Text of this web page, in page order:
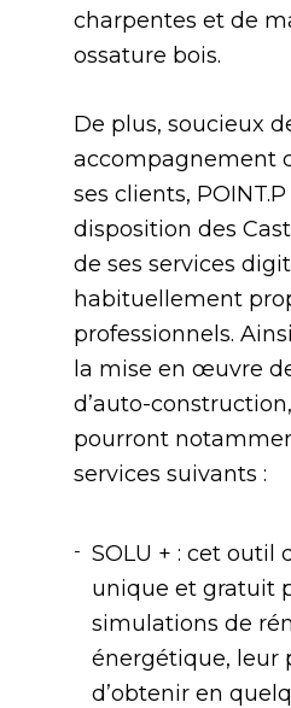
charpentes et de
ossature bois.
De plus, soucieux
accompagnement
ses clients,
disposition des
de ses services
habituellement
professionnels.
la mise en œuvre
d’auto-
pourront
services suivants :
SOLU + : cet outil
unique et gratuit
simulations de
énergétique, leur
d’obtenir en